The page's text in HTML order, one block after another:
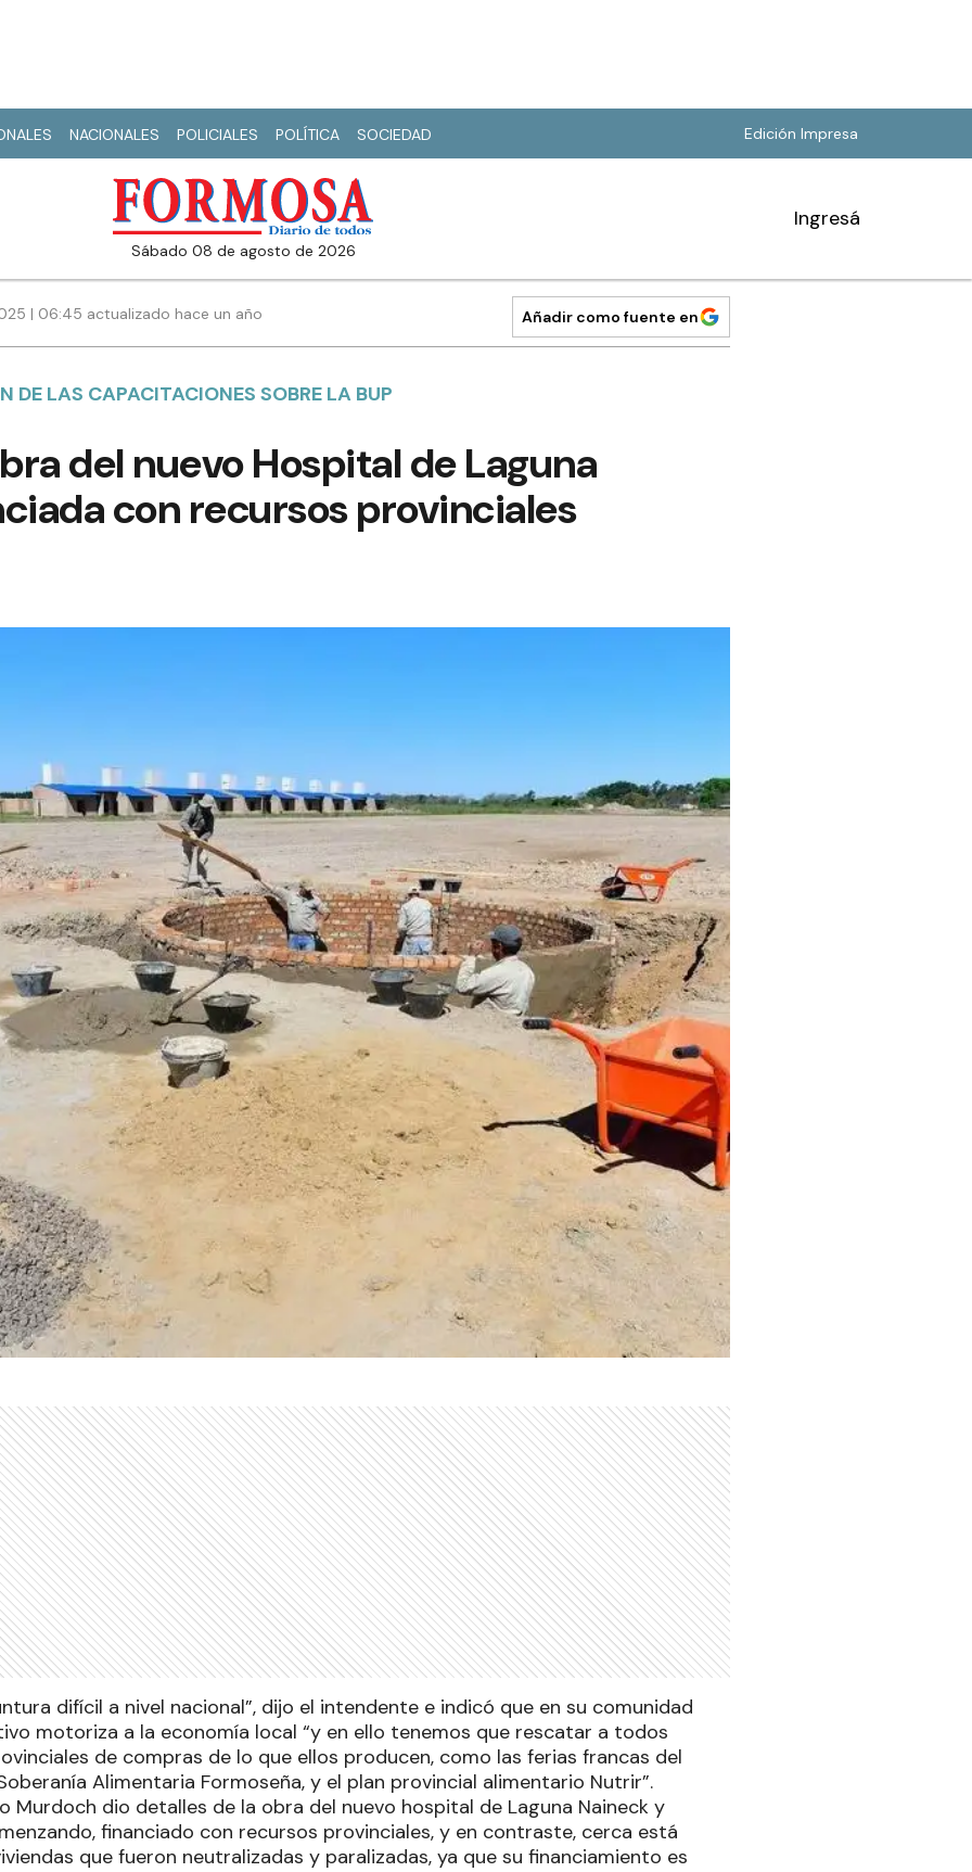
NACIONALES POLICIALES POLÍTICA SOCIEDAD Edición Impresa
sábado 08 de agosto de 2026
Ingresá
| 06:45 actualizado hace un año Añadir como fuente en
DE LAS CAPACITACIONES SOBRE LA BUP
del nuevo Hospital de Laguna
con recursos provinciales
difícil a nivel nacional”, dijo el intendente e indicó que en su comunidad
motoriza a la economía local “y en ello tenemos que rescatar a todos
de compras de lo que ellos producen, como las ferias francas del
Alimentaria Formoseña, y el plan provincial alimentario Nutrir”.
Murdoch dio detalles de la obra del nuevo hospital de Laguna Naineck y
financiado con recursos provinciales, y en contraste, cerca está
que fueron neutralizadas y paralizadas, ya que su financiamiento es